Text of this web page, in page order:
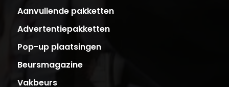
Aanvullende pakketten
Advertentiepakketten
Pop-up plaatsingen
Beursmagazine
Vakbeurs